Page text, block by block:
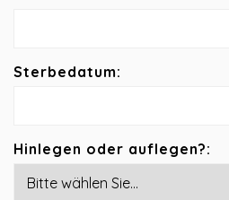
Sterbedatum:
Hinlegen oder auflegen?: